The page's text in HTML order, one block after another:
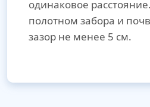
одинаковое
полотном забора и
зазор не менее 5 см.